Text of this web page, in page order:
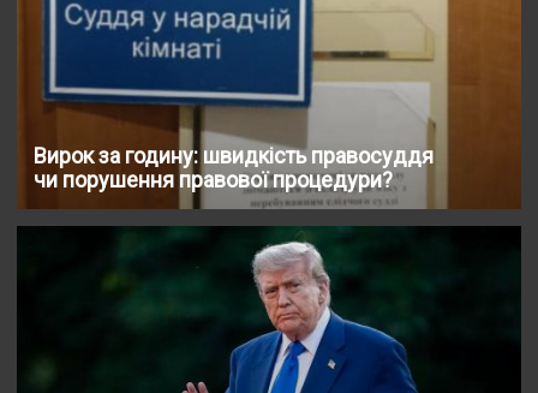
Вирок за годину: швидкість правосуддя
чи порушення правової процедури?